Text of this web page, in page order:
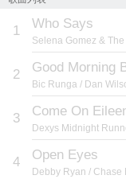
1 Who Says
Selena Gomez &
2 Good Morning
Bic Runga / Dan
3 Come On
Dexys Midnight
4 Open Eyes
Debby Ryan / Chase